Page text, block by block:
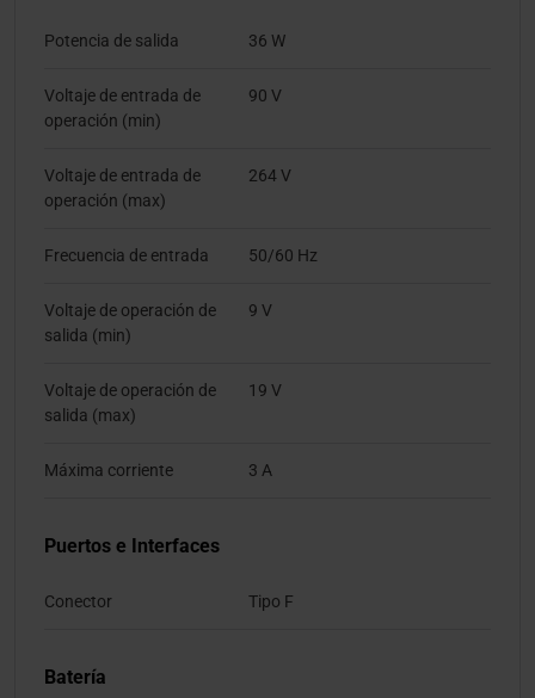
Potencia de salida 36 W
Voltaje de entrada de
operación (min)
90 V
Voltaje de entrada de
operación (max)
264 V
Frecuencia de entrada 50/60 Hz
Voltaje de operación de
salida (min)
9 V
Voltaje de operación de
salida (max)
19 V
Máxima corriente 3 A
Puertos e Interfaces
Conector Tipo F
Batería